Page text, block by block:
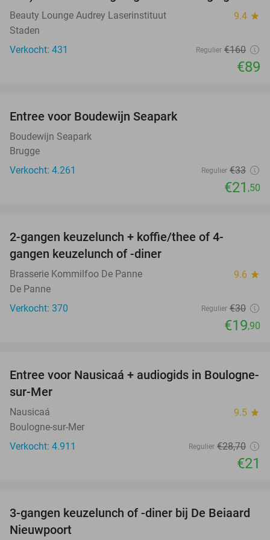
Beauty Lounge Audrey Laserinstituut 9.4 star
Staden
Verkocht: 431
Regulier €160
€89
Entree voor Boudewijn Seapark
Boudewijn Seapark
Brugge
Verkocht: 4.261
Regulier €33
€21 ,50
2-gangen keuzelunch + koffie/thee of 4-
gangen keuzelunch of -diner
Brasserie Kommilfoo De Panne 9.6 star
De Panne
Verkocht: 370
Regulier €30
€19,90
27%
Entree voor Nausicaá + audiogids in Boulogne-
sur-Mer
Nausicaá 9.5 star
Boulogne-sur-Mer
Verkocht: 4.911
Regulier €28,70
€21
44%
3-gangen keuzelunch of -diner bij De Beiaard
Nieuwpoort